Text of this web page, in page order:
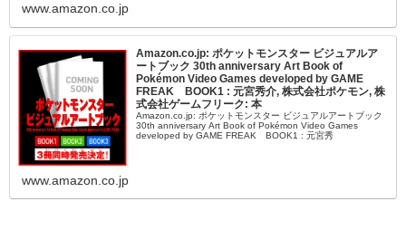
www.amazon.co.jp
Amazon.co.jp: ポケットモンスター ビジュアルア
ートブック 30th anniversary Art Book of
Pokémon Video Games developed by GAME
FREAK BOOK1 : 元宮秀介, 株式会社ポケモン, 株
式会社ゲームフリーク: 本
Amazon.co.jp: ポケットモンスター ビジュアルアートブック
30th anniversary Art Book of Pokémon Video Games
developed by GAME FREAK BOOK1 : 元宮秀
www.amazon.co.jp